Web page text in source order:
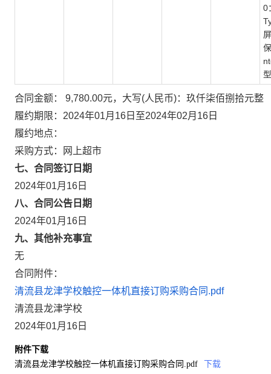
0
合同金额： 9,780.00元，大写(人民币)：玖仟柒佰捌拾元整
履约期限：2024年01月16日至2024年02月16日
履约地点：
采购方式：网上超市
七、合同签订日期
2024年01月16日
八、合同公告日期
2024年01月16日
九、其他补充事宜
无
合同附件：
清流县龙津学校触控一体机直接订购采购合同.pdf
清流县龙津学校
2024年01月16日
附件下载
清流县龙津学校触控一体机直接订购采购合同.pdf
下载